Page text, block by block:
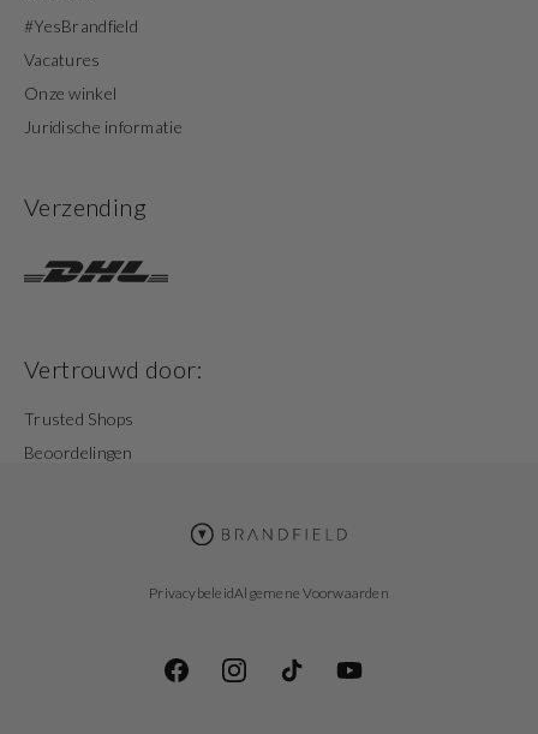
#YesBrandfield
Vacatures
Onze winkel
Juridische informatie
Verzending
Vertrouwd door:
Trusted Shops
Beoordelingen
PrivacybeleidAlgemene Voorwaarden
FacebookInstagramTikTok YouTube